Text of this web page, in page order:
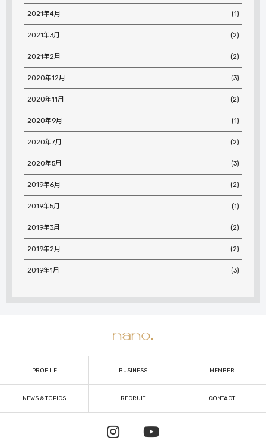
2021年4月 (1)
2021年3月 (2)
2021年2月 (2)
2020年12月 (3)
2020年11月 (2)
2020年9月 (1)
2020年7月 (2)
2020年5月 (3)
2019年6月 (2)
2019年5月 (1)
2019年3月 (2)
2019年2月 (2)
2019年1月 (3)
PROFILE BUSINESS MEMBER
NEWS & TOPICS RECRUIT CONTACT